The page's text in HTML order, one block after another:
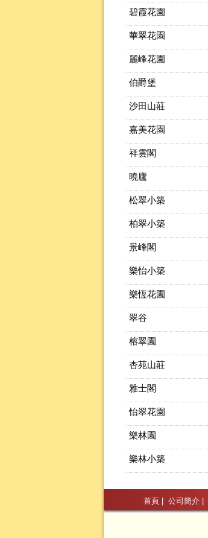
碧霞花園
華翠花園
麗峰花園
伯爵堡
沙田山莊
嘉美花園
祥雲閣
曉廬
松翠小築
柏翠小築
景峰閣
樂怡小築
樂恆花園
翠谷
榕翠園
杏苑山莊
雅士閣
怡翠花園
樂林園
樂林小築
首頁| 公司簡介|